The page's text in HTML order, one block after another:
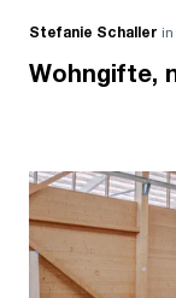
Stefanie Schaller in
Wohngifte,